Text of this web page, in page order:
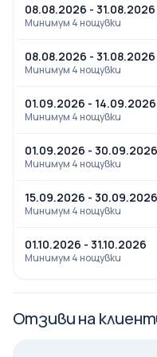
Закуската, обедът и
хотела; местните
вино) са налични
часа;
безплатни.
Всички храни и
концепцията, са
алкохолни напитки
единици могат да
Body Scrub
08.08.2026 - 31.08.2026
Минимум 4 нощувки
08.08.2026 - 31.08.2026
Минимум 4 нощувки
01.09.2026 - 14.09.2026
Минимум 4 нощувки
01.09.2026 - 30.09.2026
Минимум 4 нощувки
15.09.2026 - 30.09.2026
Минимум 4 нощувки
01.10.2026 - 31.10.2026
Минимум 4 нощувки
Отзиви на